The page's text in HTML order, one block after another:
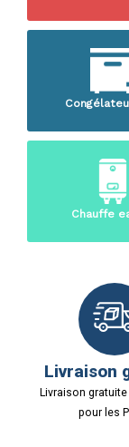
Chauffe
Livraison
Livraison gratuite
pour les